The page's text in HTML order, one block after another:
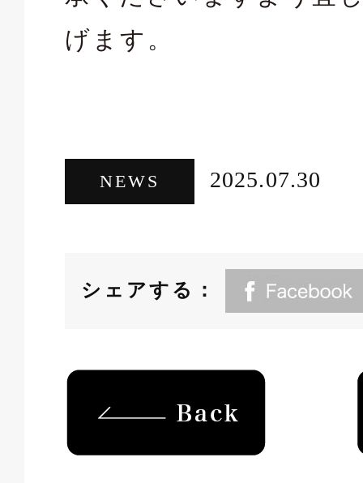
げます。
NEWS 2025.07.30
シェアする：